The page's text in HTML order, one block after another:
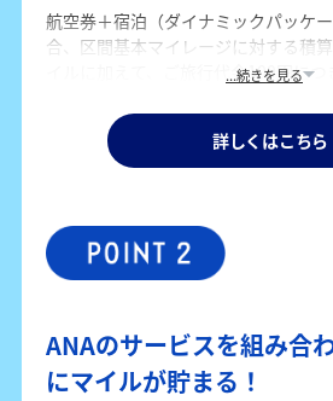
航空券＋宿泊（ダイナミックパッケ
合、区間基本マイレージに対する積
イルに加えて、ご旅行代金100円につ
イルを貯めることができます。
...続きを見る
詳しくはこちら
ANAのサービスを組み合
にマイルが貯まる！